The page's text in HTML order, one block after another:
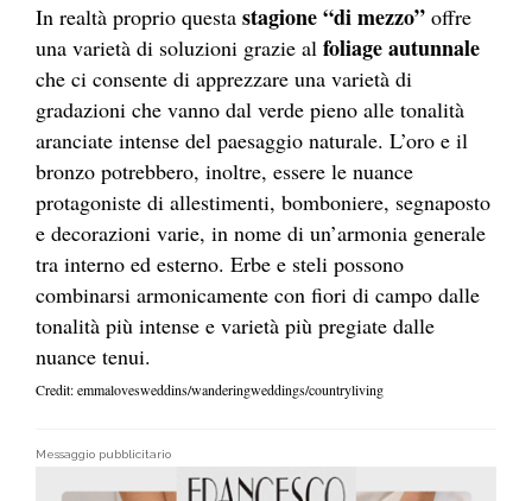
In realtà proprio questa stagione “di mezzo” offre
una varietà di soluzioni grazie al foliage autunnale
che ci consente di apprezzare una varietà di
gradazioni che vanno dal verde pieno alle tonalità
aranciate intense del paesaggio naturale. L’oro e il
bronzo potrebbero, inoltre, essere le nuance
protagoniste di allestimenti, bomboniere, segnaposto
e decorazioni varie, in nome di un’armonia generale
tra interno ed esterno. Erbe e steli possono
combinarsi armonicamente con fiori di campo dalle
tonalità più intense e varietà più pregiate dalle
nuance tenui.
Credit: emmalovesweddins/wanderingweddings/countryliving
Messaggio pubblicitario